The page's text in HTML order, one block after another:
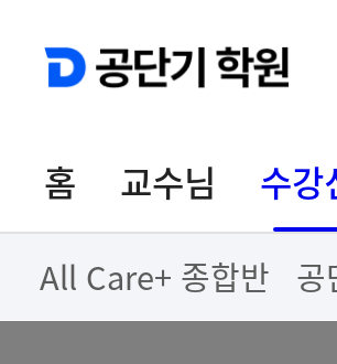
홈 교수님 수강
All Care+ 종합반 공